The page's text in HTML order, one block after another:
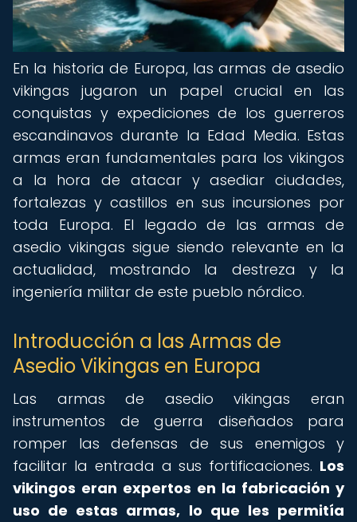
En la historia de Europa, las armas de asedio
vikingas jugaron un papel crucial en las
conquistas y expediciones de los guerreros
escandinavos durante la Edad Media. Estas
armas eran fundamentales para los vikingos
a la hora de atacar y asediar ciudades,
fortalezas y castillos en sus incursiones por
toda Europa. El legado de las armas de
asedio vikingas sigue siendo relevante en la
actualidad, mostrando la destreza y la
ingeniería militar de este pueblo nórdico.
Introducción a las Armas de
Asedio Vikingas en Europa
Las armas de asedio vikingas eran
instrumentos de guerra diseñados para
romper las defensas de sus enemigos y
facilitar la entrada a sus fortificaciones. Los
vikingos eran expertos en la fabricación y
uso de estas armas, lo que les permitía